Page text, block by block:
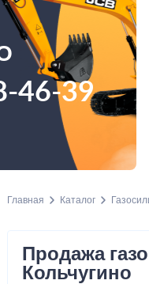
46-39
Главная Каталог
Продажа
Кольчугино